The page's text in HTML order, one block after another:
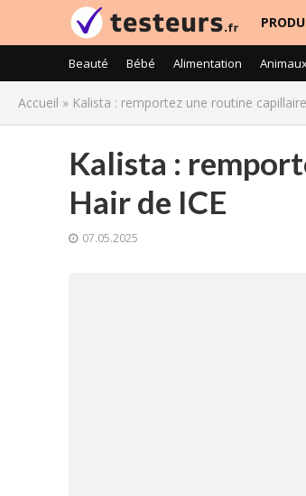
Beauté Bébé Alimentation
Accueil » Kalista : remportez une routine
Kalista :
Hair de ICE
07.05.2025